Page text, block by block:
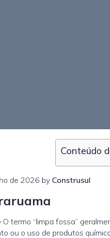
Conteúdo
de 2026 by Construsul
O termo “limpa fossa”
ou o uso de produtos